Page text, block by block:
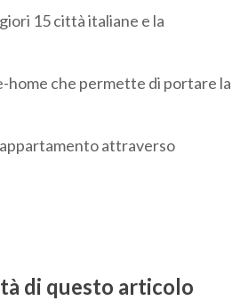
15 città italiane e la
che permette di portare la
attraverso
di questo articolo